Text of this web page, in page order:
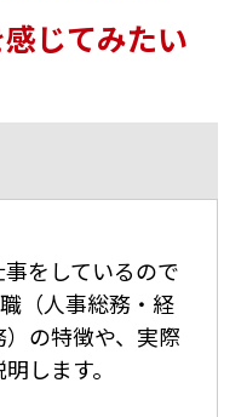
じてみたい
をしているので
（人事総務・経
の特徴や、実際
します。